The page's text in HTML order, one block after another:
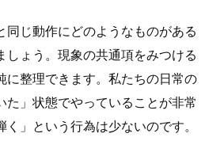
じ動作にどのようなものがある
しょう。現象の共通項をみつける
に整理できます。私たちの日常の
た」状態でやっていることが非常
」という行為は少ないのです。